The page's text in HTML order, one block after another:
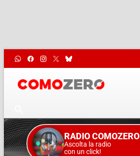
RADIO COMOZERO
Ascolta la radio
con un click!